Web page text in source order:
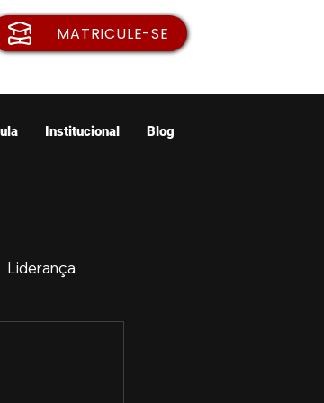
MATRICULE-SE
Institucional Blog
Liderança